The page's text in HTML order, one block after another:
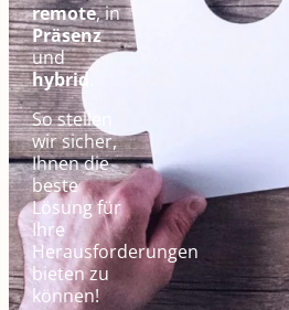
remote, in
Präsenz
und
hybrid
So stellen
wir sicher,
Ihnen die
beste
Lösung für
Ihre
Herausforderungen
bieten zu
können!